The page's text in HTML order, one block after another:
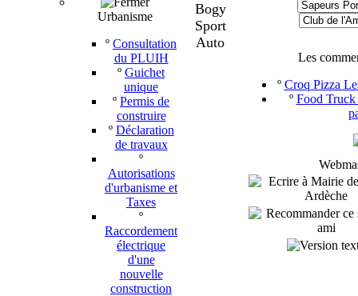
Urbanisme
º Consultation
du PLUIH
º Guichet
unique
º Permis de
construire
º Déclaration
de travaux
º
Autorisations
d'urbanisme et
Taxes
º
Raccordement
électrique
d'une
nouvelle
construction
Bogy
Sport
Auto
Les
º Croq Pizza
º Food